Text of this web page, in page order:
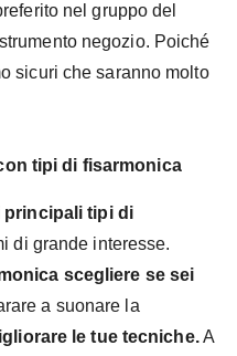
nel gruppo del
negozio. Poiché
sicuri che saranno molto
tipi di fisarmonica
principali tipi di
di grande interesse.
scegliere se sei
a suonare la
le tue tecniche.A